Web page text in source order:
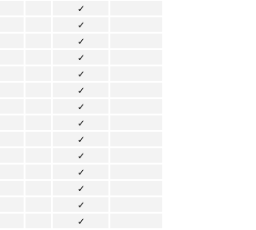
✓
✓
✓
✓
✓
✓
✓
✓
✓
✓
✓
✓
✓
✓